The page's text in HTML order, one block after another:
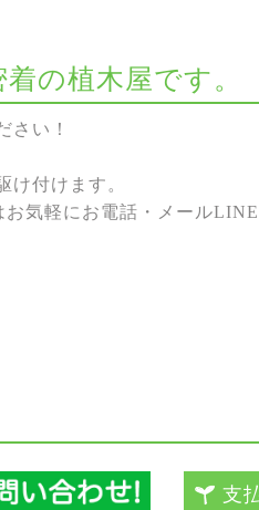
の植木屋です。
さい！
付けます。
気軽にお電話・メールLINE
支